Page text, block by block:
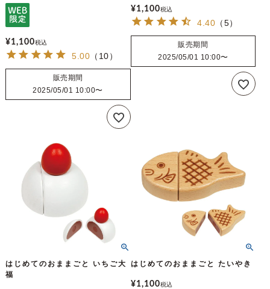
¥1,100税込
5.00 （ 10）
販売期間
2025/05/01 10:00〜
¥1,100税込
4.40 （5）
販売期間
2025/05/01 10:00〜
はじめてのおままごと いちご大
福
はじめてのおままごと たいやき
¥1,100税込